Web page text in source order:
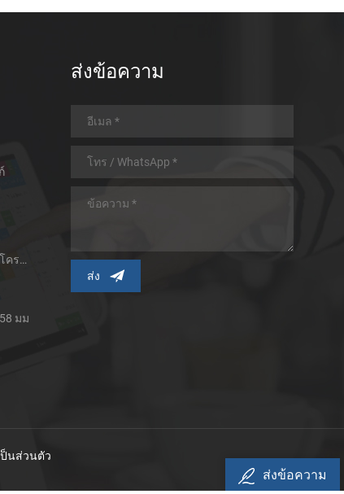
เครื่องพิมพ์ใบเสร็จความร้อนไมโครพาเนล
มม
ส่งข้อความ
นส่วนตัว
ส่งข้อความ